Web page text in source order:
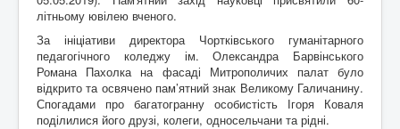
РізнеРізнокаліберно
ПорадникЯк то ся робит
давні
сучасний"
ГаличфестФестивалимо
КонтактиГукніть
літньому ювілею вченого.
За ініціативи директора Чортківського гуманітарного
педагогічного коледжу ім. Олександра Барвінського
Романа Пахолка на фасаді Митрополичих палат було
відкрито та освячено пам’ятний знак Великому Галичанину.
Спогадами про багатогранну особистість Ігоря Коваля
поділилися його друзі, колеги, односельчани та рідні.